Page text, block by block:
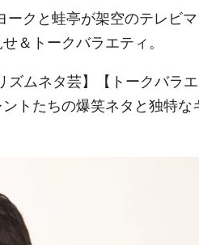
ークと蛙亭が架空のテレビ
＆トークバラエティ。
ズムネタ芸】【トークバラエ
トたちの爆笑ネタと独特な